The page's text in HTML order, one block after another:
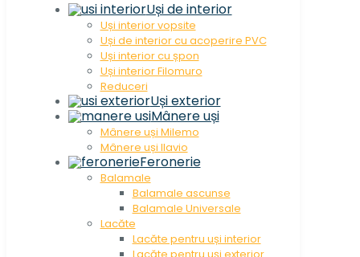
Uși de interior
Uși interior vopsite
Uși de interior cu acoperire PVC
Uși interior cu șpon
Uși interior Filomuro
Reduceri
Uși exterior
Mânere uși
Mânere uși Milemo
Mânere uși Ilavio
Feronerie
Balamale
Balamale ascunse
Balamale Universale
Lacăte
Lacăte pentru uși interior